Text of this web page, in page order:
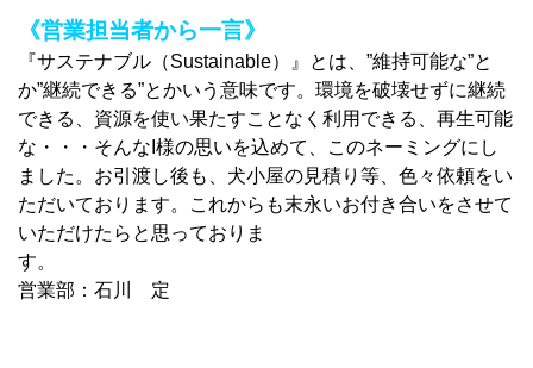
《営業担当者から一言》
『サステナブル（Sustainable）』とは、”維持可能な”と
か”継続できる”とかいう意味です。環境を破壊せずに継続
できる、資源を使い果たすことなく利用できる、再生可能
な・・・そんなI様の思いを込めて、このネーミングにし
ました。お引渡し後も、犬小屋の見積り等、色々依頼をい
ただいております。これからも末永いお付き合いをさせて
いただけたらと思っておりま
す
営業部：石川 定